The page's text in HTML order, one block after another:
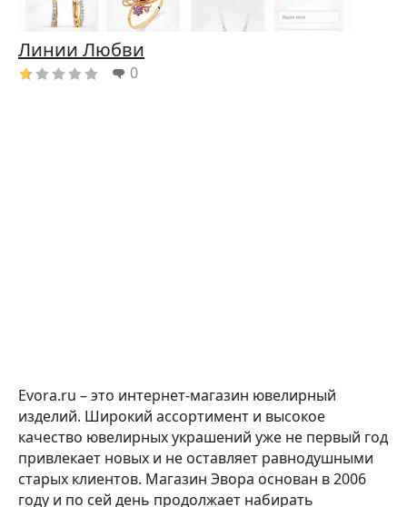
Линии Любви
0
Evora.ru – это интернет-магазин ювелирный
изделий. Широкий ассортимент и высокое
качество ювелирных украшений уже не первый год
привлекает новых и не оставляет равнодушными
старых клиентов. Магазин Эвора основан в 2006
году и по сей день продолжает набирать